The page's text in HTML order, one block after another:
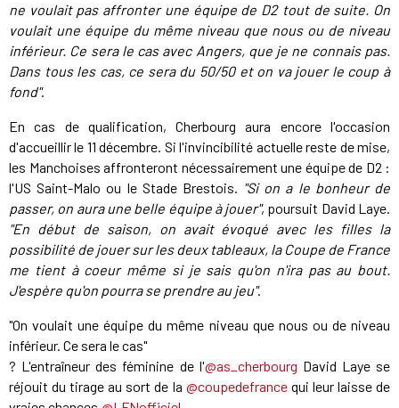
ne voulait pas affronter une équipe de D2 tout de suite. On
voulait une équipe du même niveau que nous ou de niveau
inférieur. Ce sera le cas avec Angers, que je ne connais pas.
Dans tous les cas, ce sera du 50/50 et on va jouer le coup à
fond".
En cas de qualification, Cherbourg aura encore l'occasion
d'accueillir le 11 décembre. Si l'invincibilité actuelle reste de mise,
les Manchoises affronteront nécessairement une équipe de D2 :
l'US Saint-Malo ou le Stade Brestois. "Si on a le bonheur de
passer, on aura une belle équipe à jouer", poursuit David Laye.
"En début de saison, on avait évoqué avec les filles la
possibilité de jouer sur les deux tableaux, la Coupe de France
me tient à coeur même si je sais qu'on n'ira pas au bout.
J'espère qu'on pourra se prendre au jeu".
"On voulait une équipe du même niveau que nous ou de niveau
inférieur. Ce sera le cas"
?️ L'entraîneur des féminine de l'@as_cherbourg David Laye se
réjouit du tirage au sort de la @coupedefrancequi leur laisse de